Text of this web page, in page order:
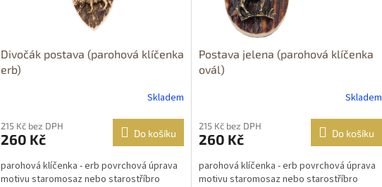
Divočák postava (parohová klíčenka
erb)
Skladem
215 Kč bez DPH
260 Kč Do košíku
parohová klíčenka - erb povrchová úprava
motivu staromosaz nebo starostříbro
Postava jelena (parohová klíčenka
ovál)
Skladem
215 Kč bez DPH
260 Kč Do košíku
parohová klíčenka - erb povrchová úprava
motivu staromosaz nebo starostříbro